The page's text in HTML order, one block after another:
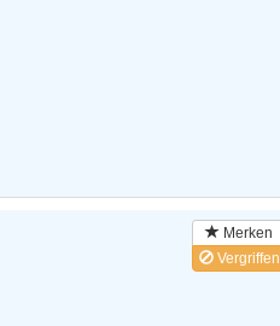
Merken
Vergriffen